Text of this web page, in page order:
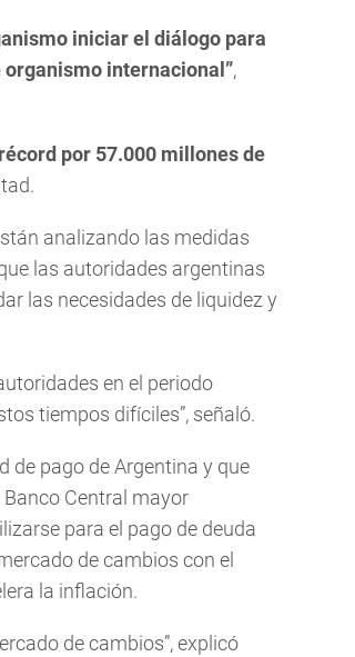
iniciar el diálogo para
internacional”,
por 57.000 millones de
analizando las medidas
las autoridades argentinas
las necesidades de liquidez y
en el periodo
tiempos difíciles”, señaló.
de pago de Argentina y que
Central mayor
para el pago de deuda
de cambios con el
la inflación.
de cambios”, explicó